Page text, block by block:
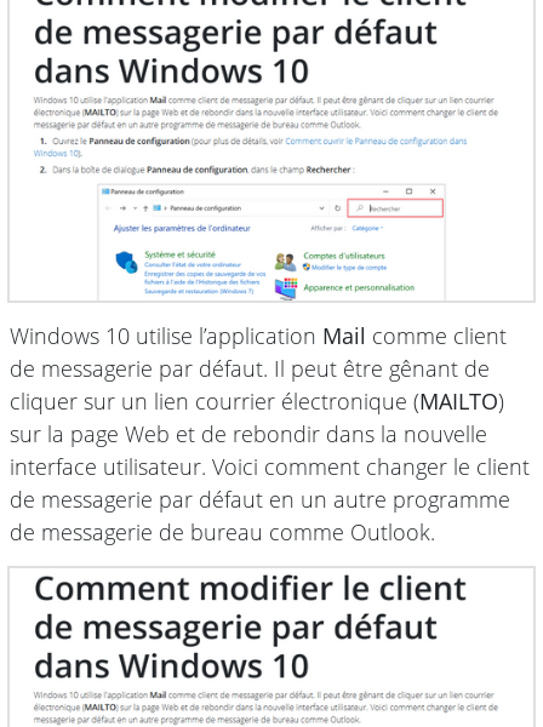
Windows 10 utilise l’application Mail comme client
de messagerie par défaut. Il peut être gênant de
cliquer sur un lien courrier électronique (MAILTO)
sur la page Web et de rebondir dans la nouvelle
interface utilisateur. Voici comment changer le client
de messagerie par défaut en un autre programme
de messagerie de bureau comme Outlook.